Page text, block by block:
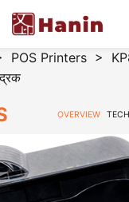
POS Printers >
OVERVIEW